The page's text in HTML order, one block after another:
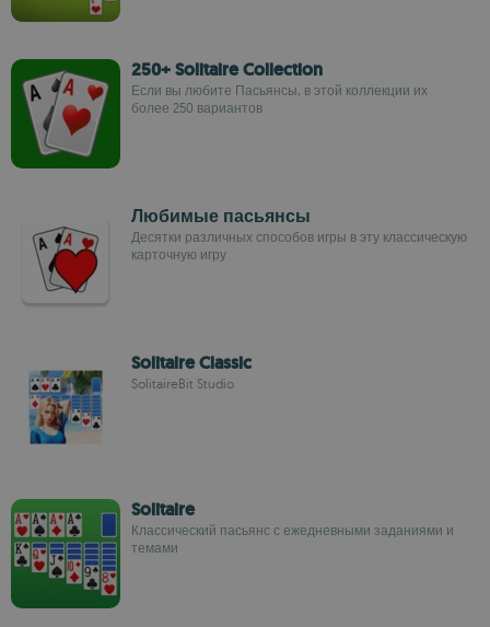
250+ Solitaire Collection
Если вы любите Пасьянсы, в этой коллекции их
более 250 вариантов
Любимые пасьянсы
Десятки различных способов игры в эту классическую
карточную игру
Solitaire Classic
SolitaireBit Studio
Solitaire
Классический пасьянс с ежедневными заданиями и
темами